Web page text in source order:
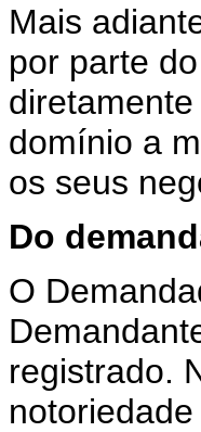
Mais
por parte
domínio a
os seus
Do
O
registrado.